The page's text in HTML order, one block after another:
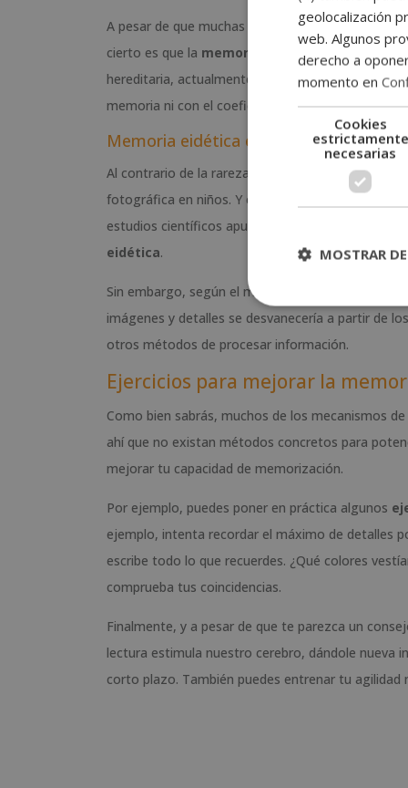
A pesar de que muchas personas afirman tener
cierto es que la memoria eidética
es rara en
hereditaria, actualmente no se cree que sea
memoria ni con el coeficiente intelectual.
Memoria eidética en niños
Al contrario de la rareza de esta condición en
fotográfica en niños. Y es que durante la infancia,
estudios científicos apuntan que entre el 2 y el
eidética.
Sin embargo, según el mismo estudio, publicado
imágenes y detalles se desvanecería a partir de
otros métodos de procesar información.
Ejercicios para mejorar la
Como bien sabrás, muchos de los mecanismos
ahí que no existan métodos concretos para
mejorar tu capacidad de memorización.
Por ejemplo, puedes poner en práctica algunos
ejemplo, intenta recordar el máximo de detalles
escribe todo lo que recuerdes. ¿Qué colores
comprueba tus coincidencias.
Finalmente, y a pesar de que te parezca un
lectura estimula nuestro cerebro, dándole nueva
corto plazo. También puedes entrenar tu agilidad
geolocalización
web. Algunos
derecho a
momento en
Cookies
estrictamente
necesarias
MOSTRAR